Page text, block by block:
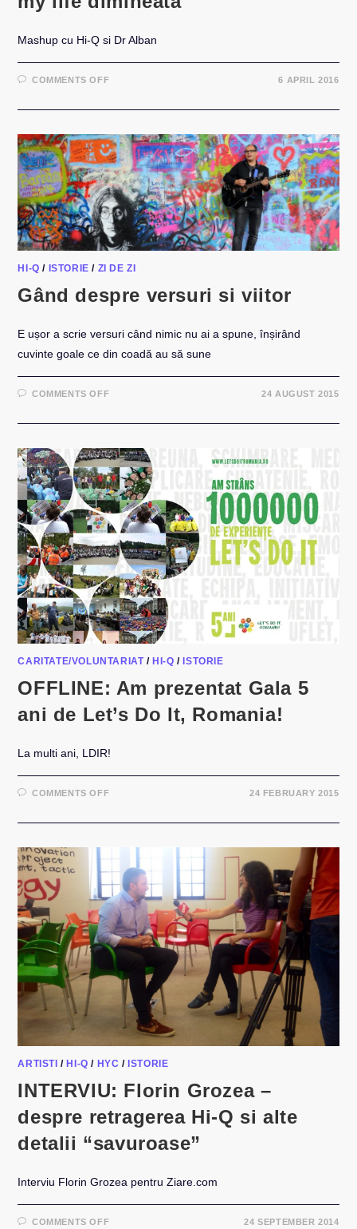
Mashup cu Hi-Q si Dr Alban
COMMENTS OFFON
Q
ALBAN
–
IT’S
MY
LIFE
DIMINEATA
6 APRIL 2016
HI-Q / ISTORIE / ZI DE ZI
Gând despre versuri si viitor
E ușor a scrie versuri când nimic nu ai a spune, înșirând
cuvinte goale ce din coadă au să sune
COMMENTS OFFON
VERSURI
24 AUGUST 2015
CARITATE/VOLUNTARIAT/HI-Q /ISTORIE
OFFLINE: Am prezentat Gala 5
ani de Let’s Do It, Romania!
La multi ani, LDIR!
COMMENTS OFFON
PREZENTAT
LET’S
DO
IT,
ROMANIA!
24 FEBRUARY 2015
ARTISTI / HI-Q / HYC / ISTORIE
INTERVIU: Florin Grozea –
despre retragerea Hi-Q si alte
detalii “savuroase”
Interviu Florin Grozea pentru Ziare.com
COMMENTS OFFON
24 SEPTEMBER 2014